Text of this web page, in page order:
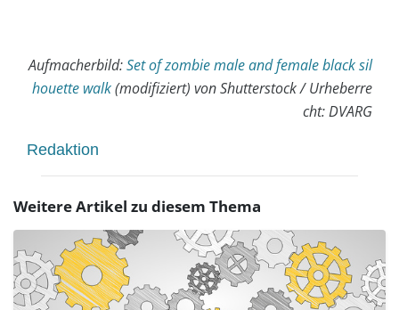
Aufmacherbild:Set of zombie male and female black sil
houette walk(modifiziert) von Shutterstock / Urheberre
cht: DVARG
Redaktion
Weitere Artikel zu diesem Thema